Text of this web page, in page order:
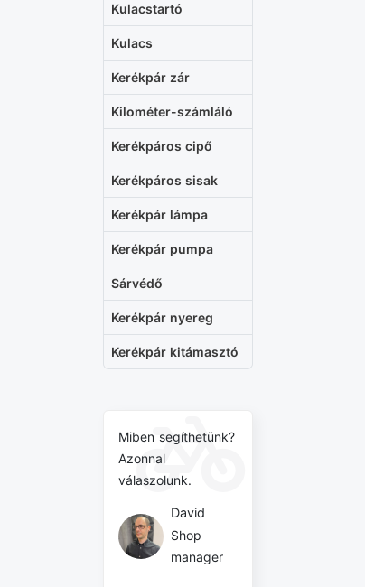
Kulacstartó
Kulacs
Kerékpár zár
Kilométer-számláló
Kerékpáros cipő
Kerékpáros sisak
Kerékpár lámpa
Kerékpár pumpa
Sárvédő
Kerékpár nyereg
Kerékpár kitámasztó
Miben segíthetünk?
Azonnal
válaszolunk.
David
Shop
manager